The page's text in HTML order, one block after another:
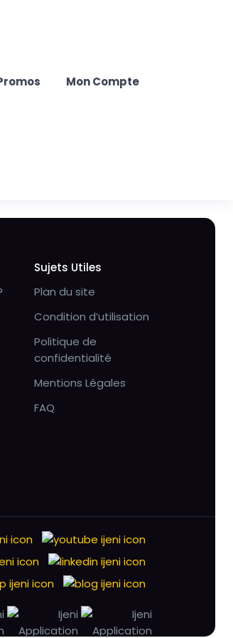
Mon Compte
Sujets Utiles
Plan du site
Condition d’utilisation
Politique de
confidentialité
Mentions Légales
FAQ